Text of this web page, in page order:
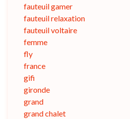
fauteuil gamer
fauteuil relaxation
fauteuil voltaire
femme
fly
france
gifi
gironde
grand
grand chalet